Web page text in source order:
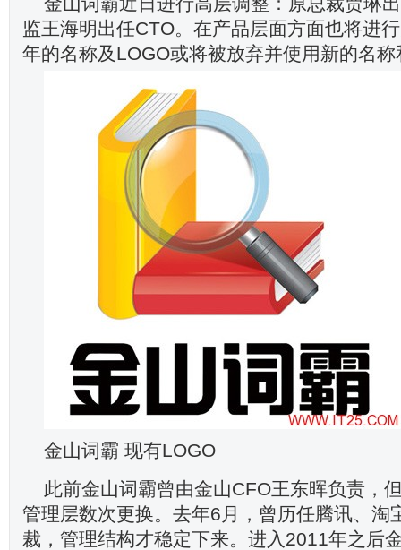
监王海明出任CTO。在产品层面方面也将进
年的名称及LOGO或将被放弃并使用新的名称
金山词霸 现有LOGO
此前金山词霸曾由金山CFO王东晖负责，
管理层数次更换。去年6月，曾历任腾讯、淘
裁，管理结构才稳定下来。进入2011年之后